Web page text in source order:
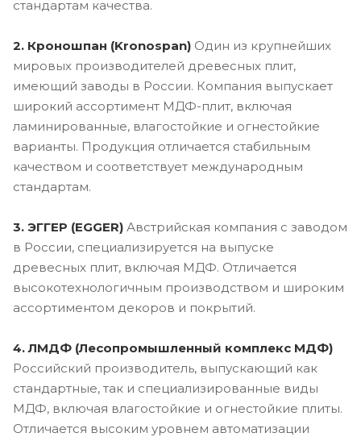
стандартам качества.
2. Кроношпан (Kronospan) Один из крупнейших
мировых производителей древесных плит,
имеющий заводы в России. Компания выпускает
широкий ассортимент МДФ-плит, включая
ламинированные, влагостойкие и огнестойкие
варианты. Продукция отличается стабильным
качеством и соответствует международным
стандартам.
3. ЭГГЕР (EGGER) Австрийская компания с заводом
в России, специализируется на выпуске
древесных плит, включая МДФ. Отличается
высокотехнологичным производством и широким
ассортиментом декоров и покрытий.
4. ЛМДФ (Лесопромышленный комплекс МДФ)
Российский производитель, выпускающий как
стандартные, так и специализированные виды
МДФ, включая влагостойкие и огнестойкие плиты.
Отличается высоким уровнем автоматизации